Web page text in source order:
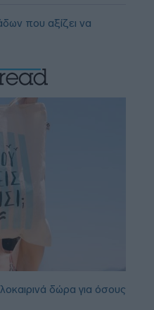
που αξίζει να
δώρα για όσους